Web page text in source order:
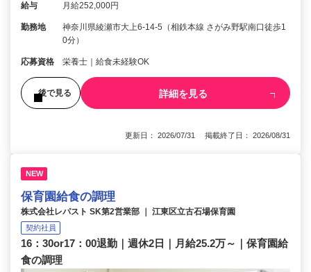
給与 月給252,000円
勤務地
神奈川県綾瀬市大上6-14-5（相鉄本線 さがみ野駅南口徒歩1
0分）
応募資格 栄養士｜給食未経験OK
後で見る 詳細を見る
更新日： 2026/07/31 掲載終了日： 2026/08/31
NEW
保育園給食の調理
株式会社レパスト SK第2営業部 ｜ 江東区立古石場保育園
契約社員
16：30or17：00退勤｜週休2日｜月給25.2万～｜保育園給
食の調理